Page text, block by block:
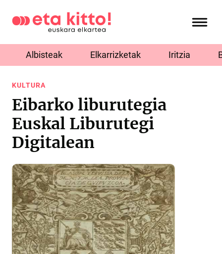
Albisteak Elkarrizketak Iritzia
KULTURA
Eibarko liburutegia
Euskal Liburutegi
Digitalean